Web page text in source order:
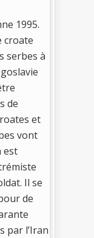
1995.
croate
serbes à
de
et
vont
est
Il se
de
par l’Iran